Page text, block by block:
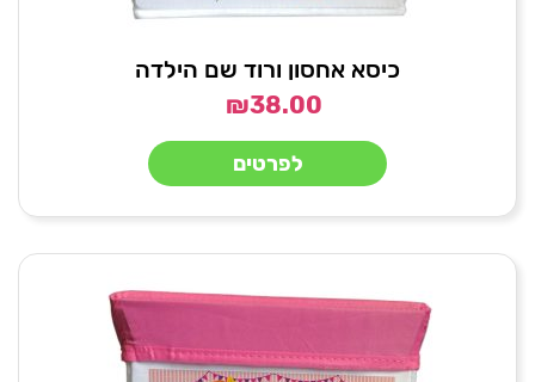
כיסא אחסון ורוד שם הילדה
₪38.00
לפרטים